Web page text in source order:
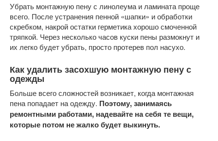
Убрать монтажную пену с линолеума и ламината проще
всего. После устранения пенной «шапки» и обработки
скребком, накрой остатки герметика хорошо смоченной
тряпкой. Через несколько часов куски пены размокнут и
их легко будет убрать, просто протерев пол насухо.
Как удалить засохшую монтажную пену с
одежды
Больше всего сложностей возникает, когда монтажная
пена попадает на одежду. Поэтому, занимаясь
ремонтными работами, надевайте на себя те вещи,
которые потом не жалко будет выкинуть.